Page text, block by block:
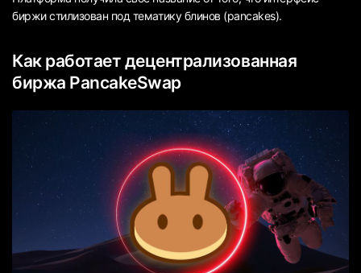
биржи стилизован под тематику блинов (pancakes).
Как работает децентрализованная
биржа PancakeSwap